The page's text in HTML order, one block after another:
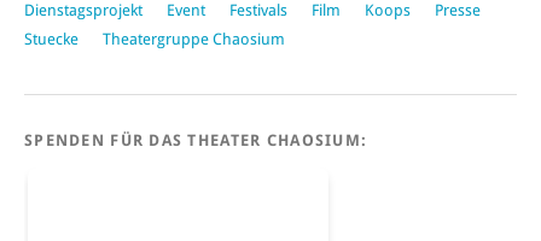
Dienstagsprojekt
Event Festivals Film Koops
Presse
Stuecke
Theatergruppe Chaosium
SPENDEN FÜR DAS THEATER CHAOSIUM: